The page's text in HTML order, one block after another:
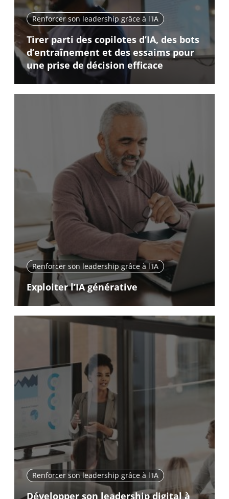
Renforcer son leadership grâce à l'IA
Tirer parti des copilotes d’IA, des bots
d’entraînement et des essaims pour
une prise de décision efficace
Renforcer son leadership grâce à l'IA
Exploiter l’IA générative
Renforcer son leadership grâce à l'IA
Développer son leadership digital à